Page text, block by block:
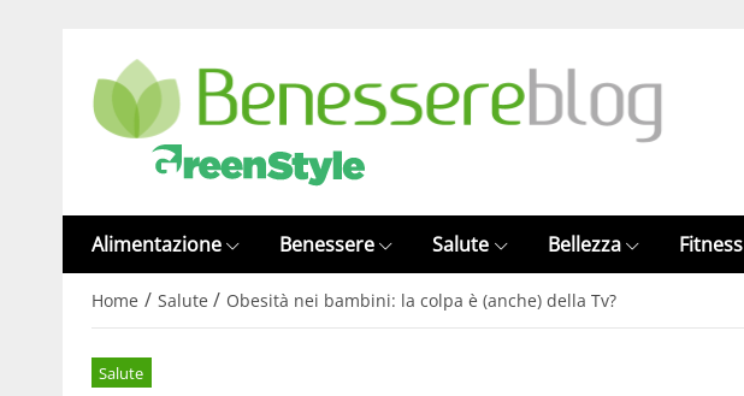
Alimentazione Benessere Salute Bellezza Fitness
Home / Salute / Obesità nei bambini: la colpa è (anche) della Tv?
Salute